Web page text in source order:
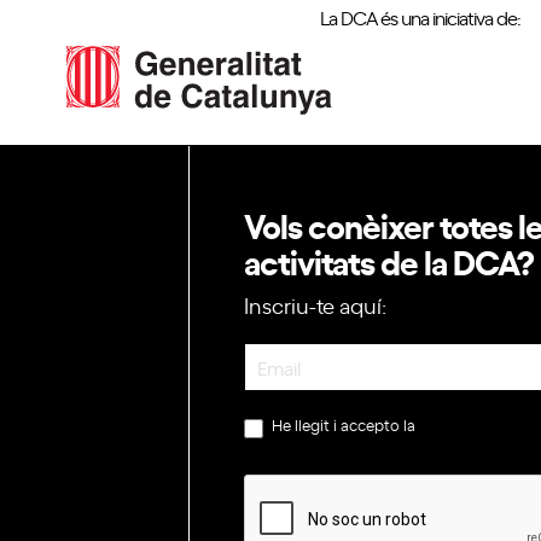
La DCA és una iniciativa de:
Vols conèixer totes
activitats de la DCA?
Inscriu-te aquí:
He llegit i accepto la